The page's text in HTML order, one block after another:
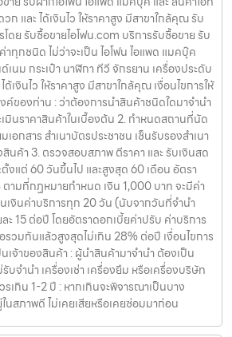
ก และ ได้เงินไว ให้ราคาสูง มีสาขาใกล้คุณ รับ
โดย รับซื้อขายไอโฟน.com บริการรับซื้อขาย รับ
ทุกชนิด ไม่ว่าจะเป็น ไอโฟน ไอแพด แมคบุ๊ค
นม กระเป๋า นาฬิกา ทีวี จักรยาน เครื่องประดับ
ด้เงินไว ให้ราคาสูง มีสาขาใกล้คุณ เงื่อนไขการให้
ค์ของท่าน : ว่าต้องการนำสินค้าชนิดใดมาจำนำ
มินราคาสินค้าในเบื้องต้น 2. กำหนดสถานที่นัด
อกสาร สำเนาบัตรประชาชน เซ็นรับรองสำเนา
นค้า 3. ตรวจสอบสภาพ ตีราคา และ รับเงินสด
ตั้งแต่ 60 วันขึ้นไป และสูงสุด 60 เดือน อัตรา
ามที่กฏหมายกำหนด เงิน 1,000 บาท จะมีค่า
เงินค่าบริการทุก 20 วัน (นับจากวันที่จำนำ
ะ 15 ต่อปี โดยอัตราดอกเบี้ยค่าปรับ ค่าบริการ
รวมกันแล้วสูงสุดไม่เกิน 28% ต่อปี เงื่อนไขการ
เจ้าของสินค้า : ผู้นำสินค้ามาจำนำ ต้องเป็น
รับจำนำ เครื่องเช่า เครื่องยืม หรือเครื่องบริษัท
เกิน 1-2 ปี : หากเกินจะพิจารณาเป็นบาง
นสภาพดี ไม่เคยเสียหรือเคยซ่อมมาก่อน